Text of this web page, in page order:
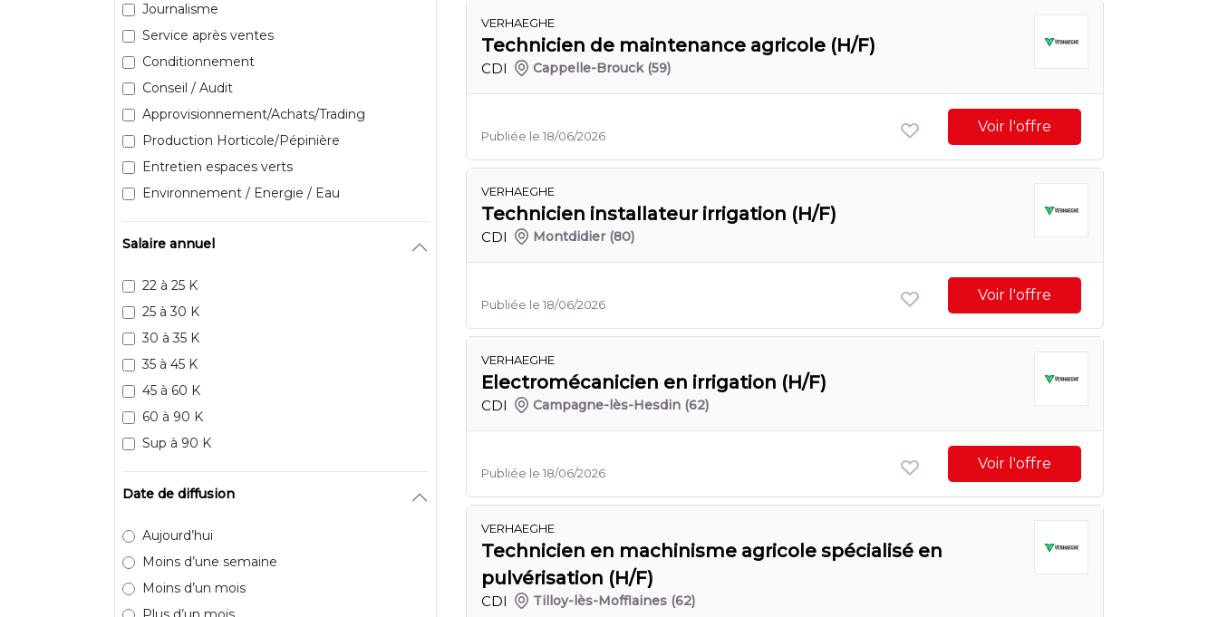
Journalisme
Service après ventes
Conditionnement
Conseil / Audit
Approvisionnement/Achats/Trading
Production Horticole/Pépinière
Entretien espaces verts
Environnement / Energie / Eau
Salaire annuel
22 à 25 K
25 à 30 K
30 à 35 K
35 à 45 K
45 à 60 K
60 à 90 K
Sup à 90 K
Date de diffusion
Aujourd’hui
Moins d’une semaine
Moins d’un mois
VERHAEGHE
Technicien de maintenance agricole (H/F)
CDI Cappelle-Brouck (59)
Publiée le 18/06/2026
Voir l'offre
VERHAEGHE
Technicien installateur irrigation (H/F)
CDI Montdidier (80)
Publiée le 18/06/2026
Voir l'offre
VERHAEGHE
Electromécanicien en irrigation (H/F)
CDI Campagne-lès-Hesdin (62)
Publiée le 18/06/2026
Voir l'offre
VERHAEGHE
Technicien en machinisme agricole spécialisé en
pulvérisation (H/F)
CDI Tilloy-lès-Mofflaines (62)